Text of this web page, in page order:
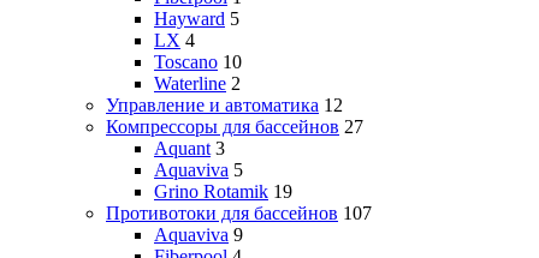
Hayward 5
LX 4
Toscano 10
Waterline 2
Управление и автоматика 12
Компрессоры для бассейнов 27
Aquant 3
Aquaviva 5
Grino Rotamik 19
Противотоки для бассейнов 107
Aquaviva 9